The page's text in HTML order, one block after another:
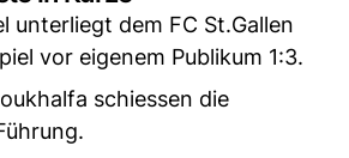
unterliegt dem FC St.Gallen
vor eigenem Publikum 1:3.
schiessen die